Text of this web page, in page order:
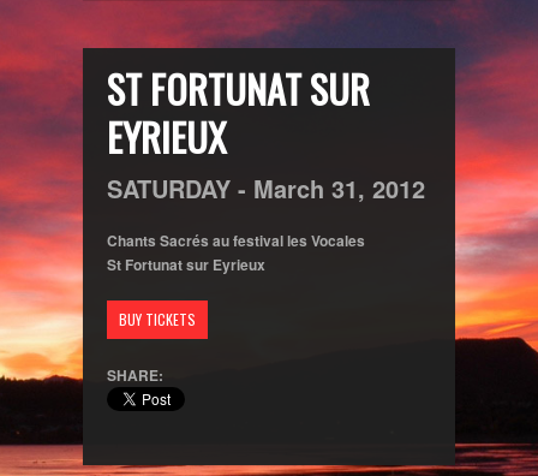
ST FORTUNAT SUR
EYRIEUX
SATURDAY - March 31, 2012
Chants Sacrés au festival les Vocales
St Fortunat sur Eyrieux
BUY TICKETS
SHARE: